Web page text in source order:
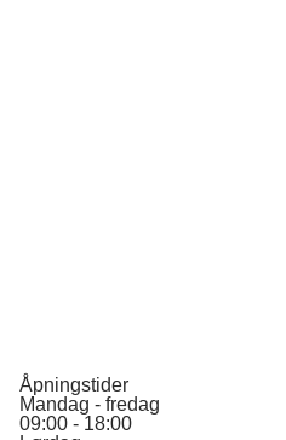
Åpningstider
Mandag - fredag
09:00 - 18:00